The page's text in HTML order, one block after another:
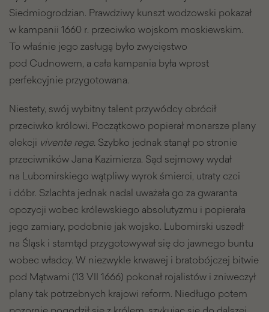
Siedmiogrodzian. Prawdziwy kunszt wodzowski pokazał
w kampanii 1660 r. przeciwko wojskom moskiewskim.
To właśnie jego zasługą było zwycięstwo
pod Cudnowem, a cała kampania była wprost
perfekcyjnie przygotowana.
Niestety, swój wybitny talent przywódcy obrócił
przeciwko królowi. Początkowo popierał monarsze plany
elekcji vivente rege. Szybko jednak stanął po stronie
przeciwników Jana Kazimierza. Sąd sejmowy wydał
na Lubomirskiego wątpliwy wyrok śmierci, utraty czci
i dóbr. Szlachta jednak nadal uważała go za gwaranta
opozycji wobec królewskiego absolutyzmu i popierała
jego zamiary, podobnie jak wojsko. Lubomirski uszedł
na Śląsk i stamtąd przygotowywał się do jawnego buntu
wobec władcy. W niezwykle krwawej i bratobójczej bitwie
pod Mątwami (13 VII 1666) pokonał rojalistów i zniweczył
plany tak potrzebnych krajowi reform. Niedługo potem